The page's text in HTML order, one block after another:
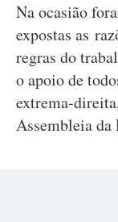
Na ocasião
expostas as
regras do
o apoio de
extrema-
Assembleia da